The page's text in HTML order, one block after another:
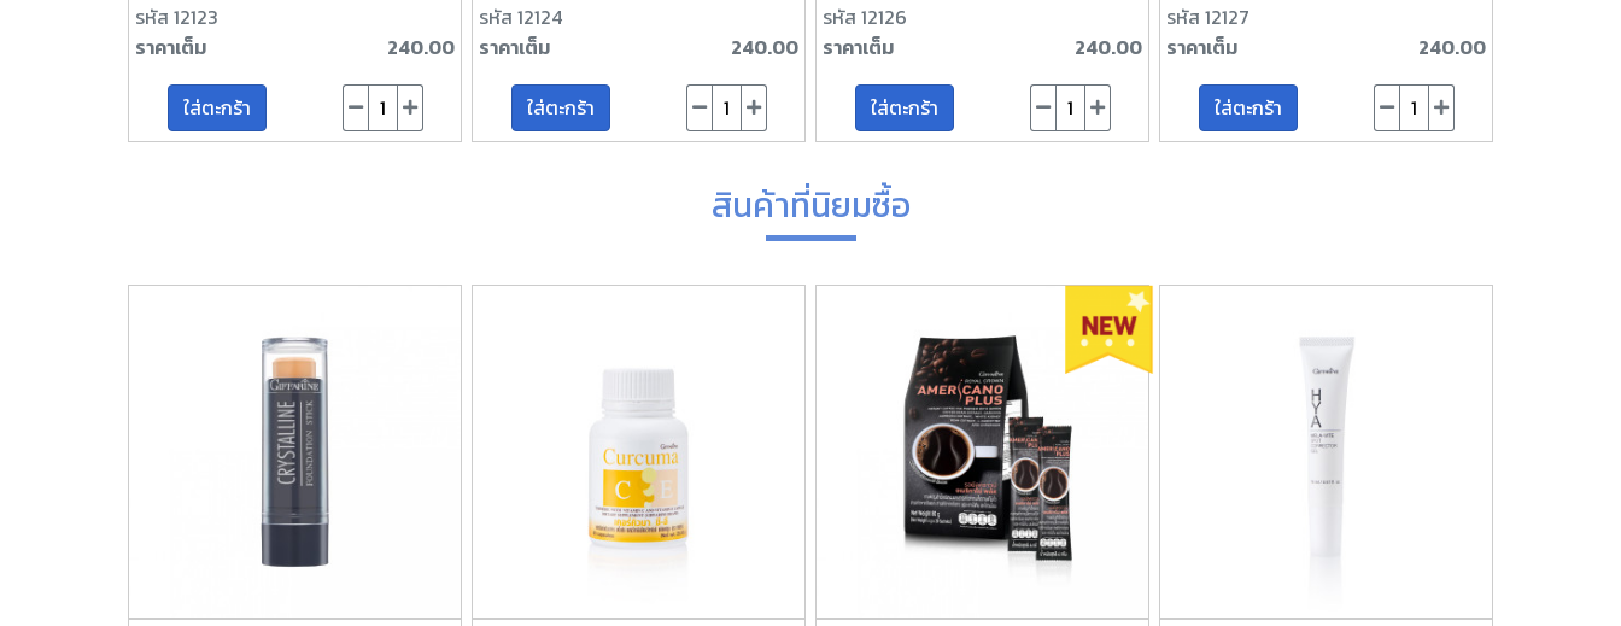
รหัส 12123
ราคาเต็ม
240.00
ใส่ตะกร้า
รหัส 12124
ราคาเต็ม
240.00
ใส่ตะกร้า
รหัส 12126
ราคาเต็ม
240.00
ใส่ตะกร้า
รหัส 12127
ราคาเต็ม
240.00
ใส่ตะกร้า
สินค้าที่นิยมซื้อ